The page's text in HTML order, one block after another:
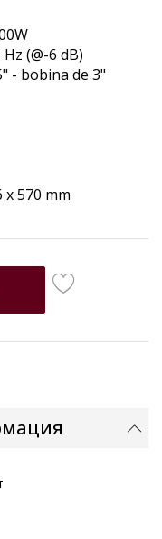
(@-6 dB)
- bobina de 3"
x 570 mm